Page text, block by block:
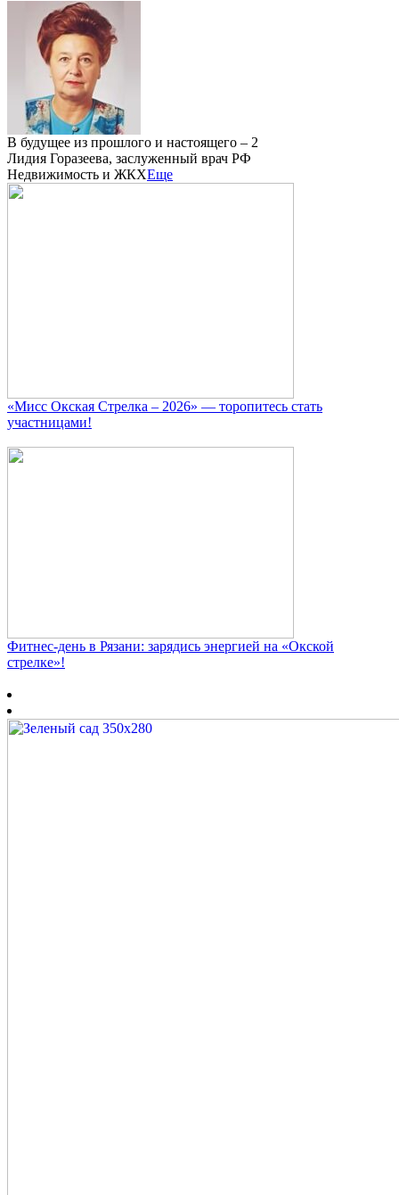
В будущее из прошлого и настоящего – 2
Лидия Горазеева, заслуженный врач РФ
Недвижимость и ЖКХЕще
«Мисс Окская Стрелка – 2026» — торопитесь стать
участницами!
Фитнес‑день в Рязани: зарядись энергией на «Окской
стрелке»!